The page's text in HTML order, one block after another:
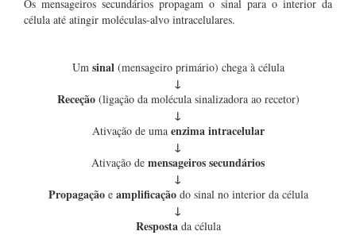
Os mensageiros secundários propagam o sinal para o interior da
célula até atingir moléculas-alvo intracelulares.
Um sinal(mensageiro primário) chega à célula
↓
Receção(ligação da molécula sinalizadora ao recetor)
↓
Ativação de uma enzima intracelular
↓
Ativação de mensageiros secundários
↓
Propagaçãoe amplificaçãodo sinal no interior da célula
↓
Respostada célula